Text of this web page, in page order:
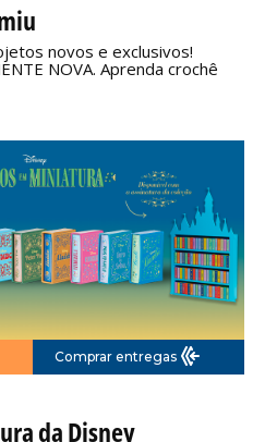
novos e exclusivos!
NOVA. Aprenda crochê
Comprar entregas
da Disney